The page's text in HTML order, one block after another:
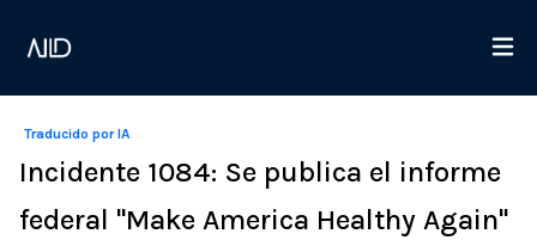
Traducido por IA
Incidente 1084: Se publica el informe
federal "Make America Healthy Again"